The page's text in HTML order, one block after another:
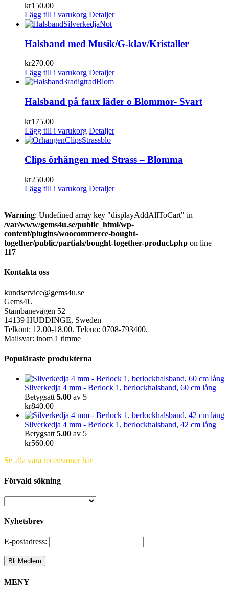
kr150.00
Lägg till i varukorg Detaljer
Halsband med Musik/G-klav/Kristaller
kr270.00
Lägg till i varukorg Detaljer
Halsband på faux läder o Blommor- Svart
kr175.00
Lägg till i varukorg Detaljer
Clips örhängen med Strass – Blomma
kr250.00
Lägg till i varukorg Detaljer
Warning: Undefined array key "displayAddAllToCart" in
/var/www/gems4u.se/public_html/wp-
content/plugins/woocommerce-bought-
together/public/partials/bought-together-product.php on line
117
Kontakta oss
kundservice@gems4u.se
Gems4U
Stambanevägen 52
14139 HUDDINGE, Sweden
Telkont: 12.00-18.00. Teleno: 0708-793400.
Mailsvar: inom 1 timme
Populäraste produkterna
Silverkedja 4 mm - Berlock 1, berlockhalsband, 60 cm lång
Betygsatt 5.00 av 5
kr840.00
Silverkedja 4 mm - Berlock 1, berlockhalsband, 42 cm lång
Betygsatt 5.00 av 5
kr560.00
Se alla våra recensioner här
Förvald sökning
Nyhetsbrev
E-postadress:
MENY